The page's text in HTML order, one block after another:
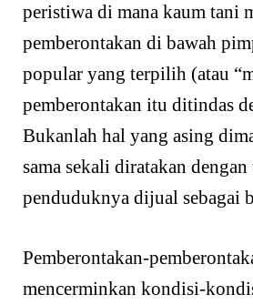
peristiwa di mana kaum tani
pemberontakan di bawah
popular yang terpilih (atau
pemberontakan itu ditindas
Bukanlah hal yang asing
sama sekali diratakan dengan
penduduknya dijual sebagai
Pemberontakan-
mencerminkan kondisi-